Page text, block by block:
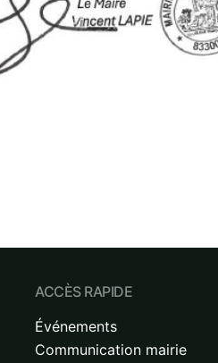
ACCÈS RAPIDE
Événements
Communication mairie